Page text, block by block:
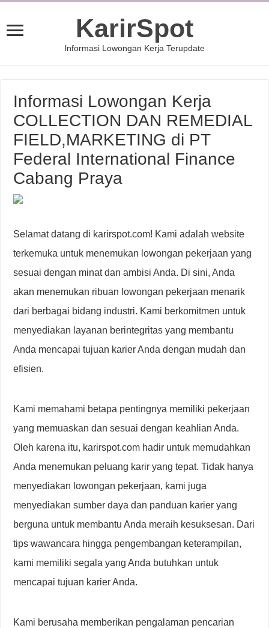
KarirSpot
Informasi Lowongan Kerja Terupdate
Informasi Lowongan Kerja
COLLECTION DAN REMEDIAL
FIELD,MARKETING di PT
Federal International Finance
Cabang Praya
Selamat datang di karirspot.com! Kami adalah website
terkemuka untuk menemukan lowongan pekerjaan yang
sesuai dengan minat dan ambisi Anda. Di sini, Anda
akan menemukan ribuan lowongan pekerjaan menarik
dari berbagai bidang industri. Kami berkomitmen untuk
menyediakan layanan berintegritas yang membantu
Anda mencapai tujuan karier Anda dengan mudah dan
efisien.
Kami memahami betapa pentingnya memiliki pekerjaan
yang memuaskan dan sesuai dengan keahlian Anda.
Oleh karena itu, karirspot.com hadir untuk memudahkan
Anda menemukan peluang karir yang tepat. Tidak hanya
menyediakan lowongan pekerjaan, kami juga
menyediakan sumber daya dan panduan karier yang
berguna untuk membantu Anda meraih kesuksesan. Dari
tips wawancara hingga pengembangan keterampilan,
kami memiliki segala yang Anda butuhkan untuk
mencapai tujuan karier Anda.
Kami berusaha memberikan pengalaman pencarian